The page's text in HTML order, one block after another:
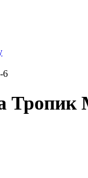
6
Тропик